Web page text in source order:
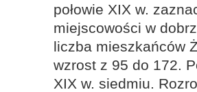
połowie XIX w.
miejscowości w
liczba mieszkańców
wzrost z 95 do 172.
XIX w. siedmiu.